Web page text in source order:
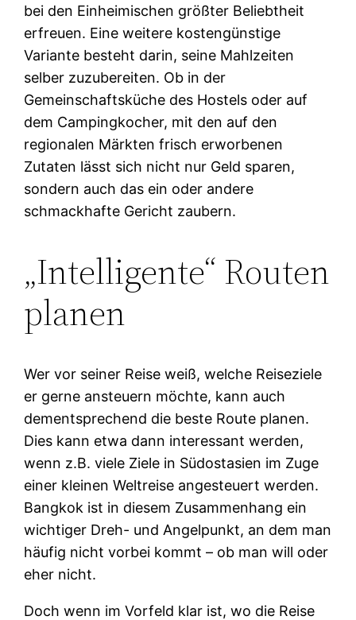
bei den Einheimischen größter Beliebtheit
erfreuen. Eine weitere kostengünstige
Variante besteht darin, seine Mahlzeiten
selber zuzubereiten. Ob in der
Gemeinschaftsküche des Hostels oder auf
dem Campingkocher, mit den auf den
regionalen Märkten frisch erworbenen
Zutaten lässt sich nicht nur Geld sparen,
sondern auch das ein oder andere
schmackhafte Gericht zaubern.
„Intelligente“ Routen
planen
Wer vor seiner Reise weiß, welche Reiseziele
er gerne ansteuern möchte, kann auch
dementsprechend die beste Route planen.
Dies kann etwa dann interessant werden,
wenn z.B. viele Ziele in Südostasien im Zuge
einer kleinen Weltreise angesteuert werden.
Bangkok ist in diesem Zusammenhang ein
wichtiger Dreh- und Angelpunkt, an dem man
häufig nicht vorbei kommt – ob man will oder
eher nicht.
Doch wenn im Vorfeld klar ist, wo die Reise